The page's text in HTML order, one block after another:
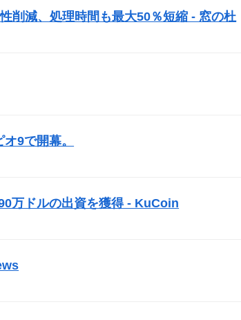
削減、処理時間も最大50％短縮 - 窓の杜
9で開幕。
万ドルの出資を獲得 - KuCoin